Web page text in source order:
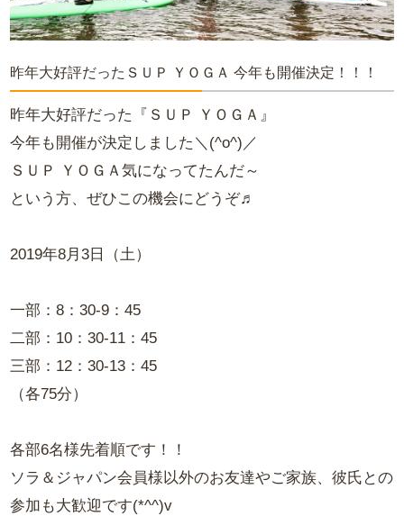
昨年大好評だったＳＵＰ ＹＯＧＡ 今年も開催決定！！！
昨年大好評だった『ＳＵＰ ＹＯＧＡ』
今年も開催が決定しました＼(^o^)／
ＳＵＰ ＹＯＧＡ気になってたんだ～
という方、ぜひこの機会にどうぞ♬
2019年8月3日（土）
一部：8：30-9：45
二部：10：30-11：45
三部：12：30-13：45
（各75分）
各部6名様先着順です！！
ソラ＆ジャパン会員様以外のお友達やご家族、彼氏との
参加も大歓迎です(*^^)v